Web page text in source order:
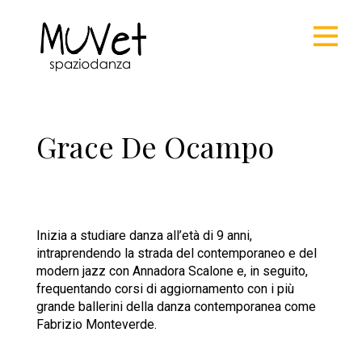
Grace De Ocampo
Inizia a studiare danza all’età di 9 anni,
intraprendendo la strada del contemporaneo e del
modern jazz con Annadora Scalone e, in seguito,
frequentando corsi di aggiornamento con i più
grande ballerini della danza contemporanea come
Fabrizio Monteverde.